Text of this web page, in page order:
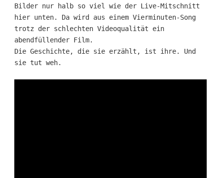
Bilder nur halb so viel wie der Live-Mitschnitt
hier unten. Da wird aus einem Vierminuten-Song
trotz der schlechten Videoqualität ein
abendfüllender Film.
Die Geschichte, die sie erzählt, ist ihre. Und
sie tut weh.